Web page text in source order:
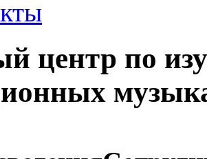
центр по